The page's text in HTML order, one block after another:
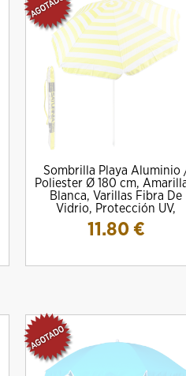
Sombrilla Playa Aluminio
Poliester Ø 180 cm,
Blanca, Varillas Fibra De
Vidrio, Protección UV,
11.80€